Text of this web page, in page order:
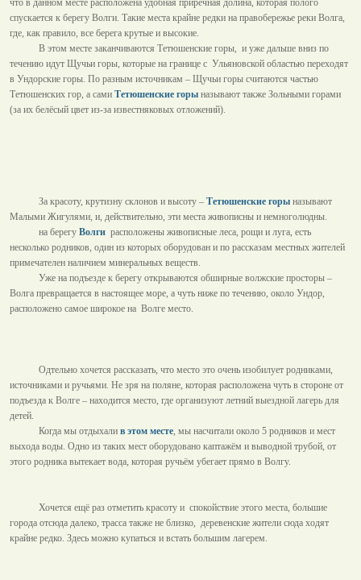
что в данном месте расположена удобная приречная долина, которая полого
спускается к берегу Волги. Такие места крайне редки на правобережье реки Волга,
где, как правило, все берега крутые и высокие.
В этом месте заканчиваются Тетюшенские горы, и уже дальше вниз по
течению идут Щучьи горы, которые на границе с Ульяновской областью переходят
в Ундорские горы. По разным источникам – Щучьи горы считаются частью
Тетюшенских гор, а сами Тетюшенские горы называют также Зольными горами
(за их белёсый цвет из-за известняковых отложений).
За красоту, крутизну склонов и высоту – Тетюшенские горы называют
Малыми Жигулями, и, действительно, эти места живописны и немноголюдны.
на берегу Волги расположены живописные леса, рощи и луга, есть
несколько родников, один из которых оборудован и по рассказам местных жителей
примечателен наличием минеральных веществ.
Уже на подъезде к берегу открываются обширные волжские просторы –
Волга превращается в настоящее море, а чуть ниже по течению, около Ундор,
расположено самое широкое на Волге место.
Одтельно хочется рассказать, что место это очень изобилует родниками,
источниками и ручьями. Не зря на поляне, которая расположена чуть в стороне от
подъезда к Волге – находится место, где организуют летний выездной лагерь для
детей.
Когда мы отдыхали в этом месте, мы насчитали около 5 родников и мест
выхода воды. Одно из таких мест оборудовано каптажём и выводной трубой, от
этого родника вытекает вода, которая ручьём убегает прямо в Волгу.
Хочется ещё раз отметить красоту и спокойствие этого места, большие
города отсюда далеко, трасса также не близко, деревенские жители сюда ходят
крайне редко. Здесь можно купаться и встать большим лагерем.